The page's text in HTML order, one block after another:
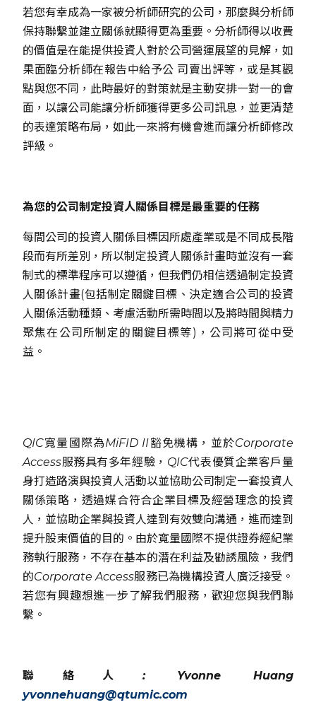
若您有幸成為一家被分析師研究的公司，那麼與分析師
保持聯繫並建立關係就顯得更為重要。分析師得以收費
的價值是在能提供投資人對於公司營運展望的見解，如
果面臨分析師在報告中給予公 司賣出評等，或是其觀
點與您不同，此時最好的對策就是主動安排一對一的會
面，以讓公司能讓分析師獲得更多公司訊息，並更清楚
的表達策略布局，如此一來將有機會進而讓分析師修改
評級。
為您的公司制定投資人關係目標是最重要的任務
每間公司的投資人關係目標因所處產業或是不同成長階
段而有所差別，所以制定投資人關係計畫時並沒有一套
制式的標準程序可以遵循，但我們仍相信透過制定投資
人關係計畫(包括制定關鍵目標、決定適合公司的投資
人關係活動種類、考慮活動所需時間以及將時間與精力
聚焦在公司所制定的關鍵目標等)，公司將可從中受
益。
QIC寬量國際為MiFID II豁免機構，並於Corporate
Access服務具有多年經驗，QIC代表優質企業客戶量
身打造路演與投資人活動以並協助公司制定一套投資人
關係策略，透過媒合符合企業目標及經營理念的投資
人，並協助企業與投資人達到有效雙向溝通，進而達到
提升股東價值的目的。由於寬量國際不提供證券經紀業
務執行服務，不存在基本的潛在利益及勸誘風險，我們
的Corporate Access服務已為機構投資人廣泛接受。
若您有興趣想進一步了解我們服務，歡迎您與我們聯
繫。
聯絡人: Yvonne Huang
yvonnehuang@qtumic.com